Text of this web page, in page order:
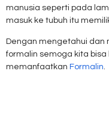
manusia seperti pada
masuk ke tubuh itu
Dengan mengetahui dan
formalin semoga kita
memanfaatkan Formalin